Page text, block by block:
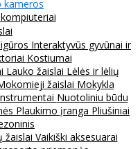
kameros
Interaktyvūs gyvūnai ir
Kostiumai
Lauko žaislai Lėlės ir lėlių
žaislai Mokykla
Nuotoliniu būdu
Plaukimo įranga Pliušiniai
žaislai Vaikiški aksesuarai